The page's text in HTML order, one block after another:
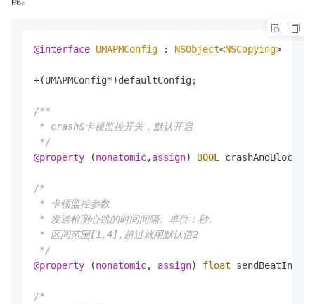
@interface UMAPMConfig : NSObject<NSCopying>
+(UMAPMConfig*)defaultConfig;
/**
* crash&卡顿监控开关，默认开启
*/
@property (nonatomic,assign) BOOL
/*
* 卡顿监控参数
* 发送检测心跳的时间间隔。单位：秒。
* 区间范围[1,4],超过就用默认值2
*/
@property (nonatomic, assign) float
/*